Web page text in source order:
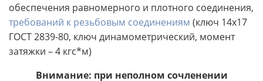
обеспечения равномерного и плотного соединения,
требований к резьбовым соединениям (ключ 14х17
ГОСТ 2839-80, ключ динамометрический, момент
затяжки – 4 кгс*м)
Внимание: при неполном сочленении